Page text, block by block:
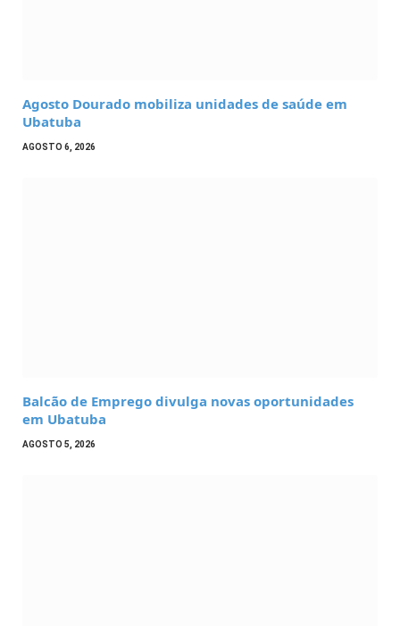
Agosto Dourado mobiliza unidades de saúde em
Ubatuba
AGOSTO 6, 2026
Balcão de Emprego divulga novas oportunidades
em Ubatuba
AGOSTO 5, 2026